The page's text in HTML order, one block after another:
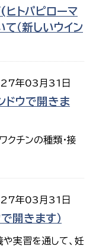
トパピローマ
（新しいウイン
年03月31日
ドウで開きま
クチンの種類・接
年03月31日
開きます）
や実習を通して、妊